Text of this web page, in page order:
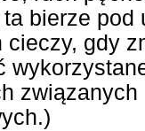
bierze pod
cieczy, gdy